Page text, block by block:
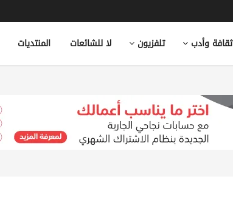
ثقافة وأدب تلفزيون لا للشائعات المنتديات